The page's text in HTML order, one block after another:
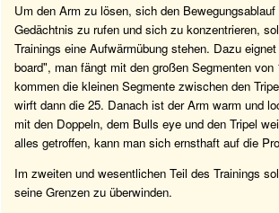
Um den Arm zu lösen, sich den Bewegungsablauf
Gedächtnis zu rufen und sich zu konzentrieren,
Trainings eine Aufwärmübung stehen. Dazu
board", man fängt mit den großen Segmenten von
kommen die kleinen Segmente zwischen den
wirft dann die 25. Danach ist der Arm warm und
mit den Doppeln, dem Bulls eye und den Tripel
alles getroffen, kann man sich ernsthaft auf die
Im zweiten und wesentlichen Teil des Trainings
seine Grenzen zu überwinden.